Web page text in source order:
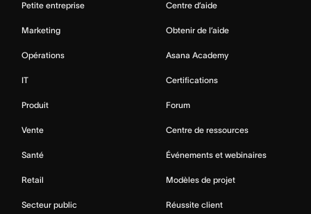
Petite entreprise
Marketing
Opérations
IT
Produit
Vente
Santé
Retail
Secteur public
Centre d’aide
Obtenir de l’aide
Asana Academy
Certifications
Forum
Centre de ressources
Événements et webinaires
Modèles de projet
Réussite client